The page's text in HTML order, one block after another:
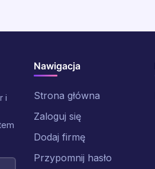
i
Nawigacja
Strona główna
Zaloguj się
Dodaj firmę
Przypomnij hasło